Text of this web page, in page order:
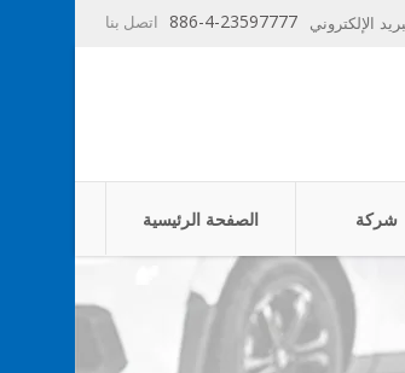
886-4-23597777
الصفحة الرئيسية